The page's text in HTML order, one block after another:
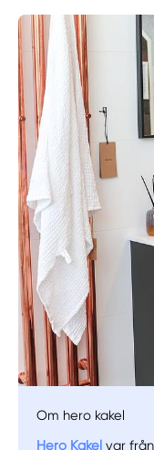
Manuellt
Välj
Om hero kakel
Hero Kakel var